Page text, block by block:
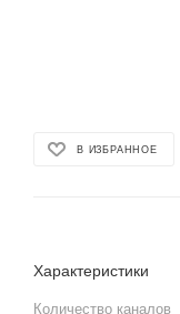
В ИЗБРАННОЕ
Характеристики
Количество каналов